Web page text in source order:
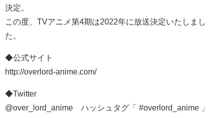
決定。
この度、TVアニメ第4期は2022年に放送決定いたしまし
た。
◆公式サイト
http://overlord-anime.com/
◆Twitter
@over_lord_anime ハッシュタグ「 #overlord_anime 」